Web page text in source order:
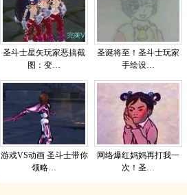
圣斗士星矢玩家恶搞截
图：变…
圣诞将至！圣斗士玩家
手绘设…
游戏VS动画 圣斗士带你
领略…
网络爆红妈妈再打我一
次！圣…